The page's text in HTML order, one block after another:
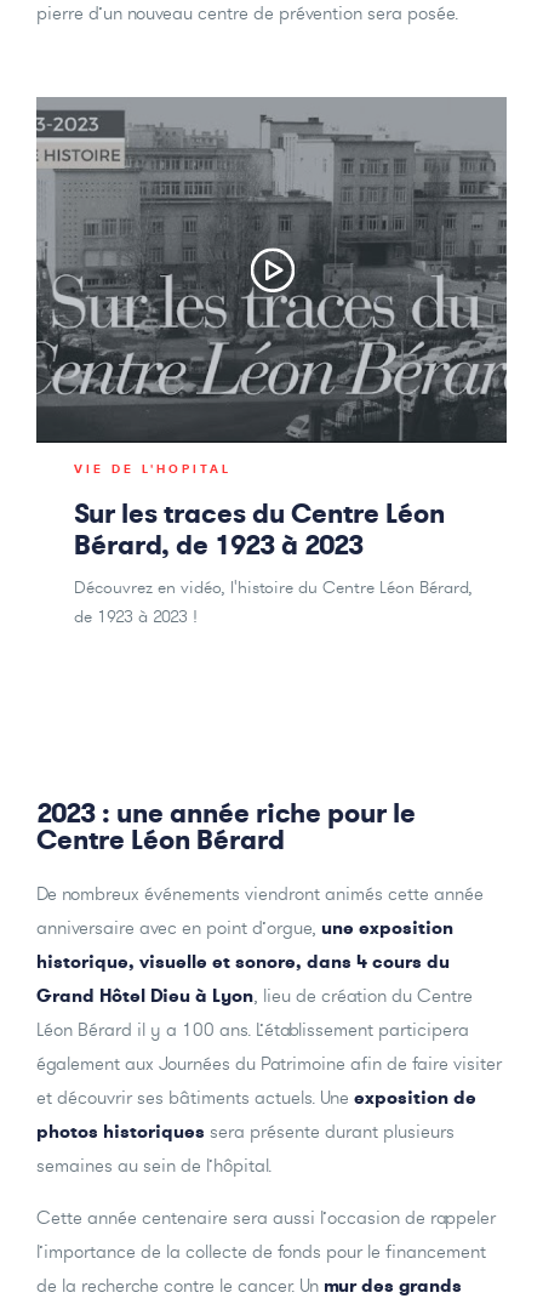
pierre d’un nouveau centre de prévention sera posée.
VIE DE L'HOPITAL
Sur les traces du Centre Léon
Bérard, de 1923 à 2023
Découvrez en vidéo, l'histoire du Centre Léon Bérard,
de 1923 à 2023 !
2023 : une année riche pour le
Centre Léon Bérard
De nombreux événements viendront animés cette année
anniversaire avec en point d’orgue, une exposition
historique, visuelle et sonore, dans 4 cours du
Grand Hôtel Dieu à Lyon, lieu de création du Centre
Léon Bérard il y a 100 ans. L’établissement participera
également aux Journées du Patrimoine afin de faire visiter
et découvrir ses bâtiments actuels. Une exposition de
photos historiques sera présente durant plusieurs
semaines au sein de l’hôpital.
Cette année centenaire sera aussi l’occasion de rappeler
l’importance de la collecte de fonds pour le financement
de la recherche contre le cancer. Un mur des grands